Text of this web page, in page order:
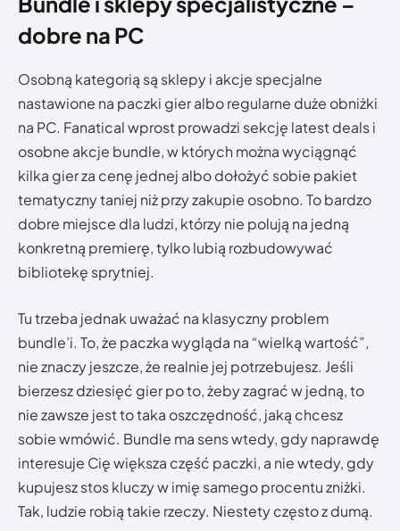
dobre na PC
Osobną kategorią są sklepy i akcje specjalne
nastawione na paczki gier albo regularne duże obniżki
na PC. Fanatical wprost prowadzi sekcję latest deals i
osobne akcje bundle, w których można wyciągnąć
kilka gier za cenę jednej albo dołożyć sobie pakiet
tematyczny taniej niż przy zakupie osobno. To bardzo
dobre miejsce dla ludzi, którzy nie polują na jedną
konkretną premierę, tylko lubią rozbudowywać
bibliotekę sprytniej.
Tu trzeba jednak uważać na klasyczny problem
bundle’i. To, że paczka wygląda na “wielką wartość”,
nie znaczy jeszcze, że realnie jej potrzebujesz. Jeśli
bierzesz dziesięć gier po to, żeby zagrać w jedną, to
nie zawsze jest to taka oszczędność, jaką chcesz
sobie wmówić. Bundle ma sens wtedy, gdy naprawdę
interesuje Cię większa część paczki, a nie wtedy, gdy
kupujesz stos kluczy w imię samego procentu zniżki.
Tak, ludzie robią takie rzeczy. Niestety często z dumą.